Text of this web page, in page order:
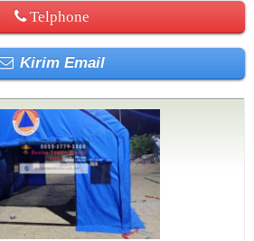
Telphone
Kirim Email